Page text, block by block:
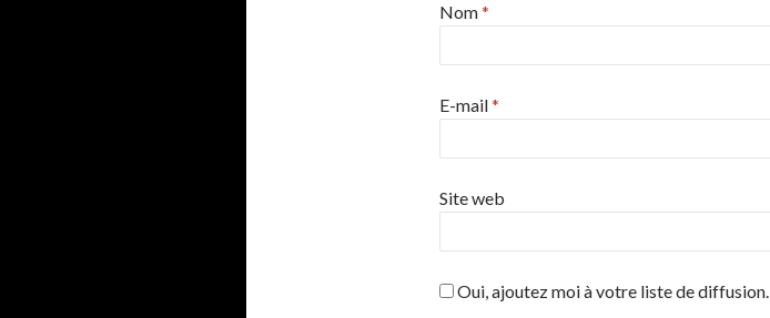
Nom*
E-mail*
Site web
Oui, ajoutez moi à votre liste de diffusion.